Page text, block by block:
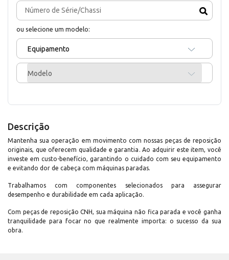
ou selecione um modelo:
Equipamento
Modelo
Descrição
Mantenha sua operação em movimento com nossas peças de reposição
originais, que oferecem qualidade e garantia. Ao adquirir este item, você
investe em custo-benefício, garantindo o cuidado com seu equipamento
e evitando dor de cabeça com máquinas paradas.
Trabalhamos com componentes selecionados para assegurar
desempenho e durabilidade em cada aplicação.
Com peças de reposição CNH, sua máquina não fica parada e você ganha
tranquilidade para focar no que realmente importa: o sucesso da sua
obra.